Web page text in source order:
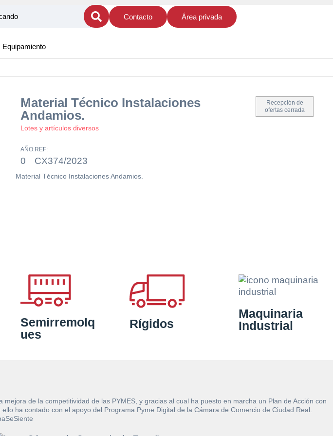
Contacto Área privada
Equipamiento
Material Técnico Instalaciones
Andamios.
Lotes y artículos diversos
Recepción de
ofertas cerrada
AÑO:
0
REF:
CX374/2023
Material Técnico Instalaciones Andamios.
Semirremolq
ues
Rígidos
Maquinaria
Industrial
de la competitividad de las PYMES, y gracias al cual ha puesto en marcha un Plan de Acción con
ha contado con el apoyo del Programa Pyme Digital de la Cámara de Comercio de Ciudad Real.